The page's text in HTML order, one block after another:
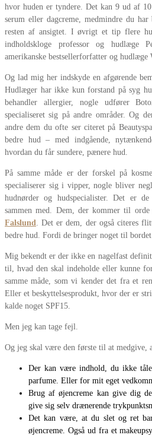
hvor huden er tyndere. Det kan 9 ud af
serum eller dagcreme, medmindre du
resten af ansigtet. I øvrigt et tip flere
indholdskloge professor og hudlæge
amerikanske bestsellerforfatter og hudlæge
Og lad mig her indskyde en afgørende
Hudlæger har ikke kun forstand på syg
behandler allergier, nogle udfører
specialiseret sig på andre områder. Og
andre dem du ofte ser citeret på
bedre hud – med indgående,
hvordan du får sundere, pænere hud.
På samme måde er der forskel på
specialiserer sig i vipper, nogle bliver
hudnørder og hudspecialister. Det er
sammen med. Dem, der kommer til orde
Falslund. Det er dem, der også citeres
bedre hud. Fordi de bringer noget til
Mig bekendt er der ikke en nagelfast
til, hvad den skal indeholde eller kunne
samme måde, som vi kender det fra et
Eller et beskyttelsesprodukt, hvor der er
kalde noget SPF15.
Men jeg kan tage fejl.
Og jeg skal være den første til at medgive,
Der kan være indhold, du ikke
parfume. Eller for mit eget
Brug af øjencreme kan give dig
give sig selv drænerende
Det kan være, at du slet og ret
øjencreme. Også ud fra et